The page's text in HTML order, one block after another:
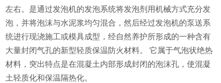
左右。是通过发泡机的发泡系统将发泡剂用机械方式充分发
泡，并将泡沫与水泥浆均匀混合，然后经过发泡机的泵送系
统进行现浇施工或模具成型，经自然养护所形成的一种含有
大量封闭气孔的新型轻质保温防火材料。 它属于气泡状绝热
材料，突出特点是在混凝土内部形成封闭的泡沫孔，使混凝
土轻质化和保温隔热化。